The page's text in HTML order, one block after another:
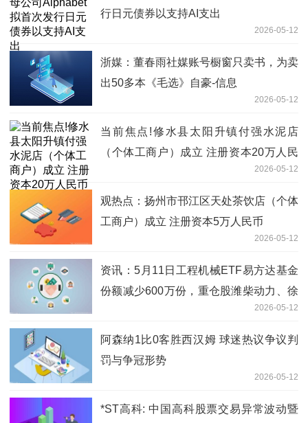
行日元债券以支持AI支出
2026-05-12
浙媒：董春雨社媒账号橱窗只卖书，为卖
出50多本《毛选》自豪-信息
2026-05-12
当前焦点!修水县太阳升镇付强水泥店
（个体工商户）成立 注册资本20万人民
2026-05-12
观热点：扬州市邗江区天处茶饮店（个体
工商户）成立 注册资本5万人民币
2026-05-12
资讯：5月11日工程机械ETF易方达基金
份额减少600万份，重仓股潍柴动力、徐
2026-05-12
阿森纳1比0客胜西汉姆 球迷热议争议判
罚与争冠形势
2026-05-12
*ST高科: 中国高科股票交易异常波动暨